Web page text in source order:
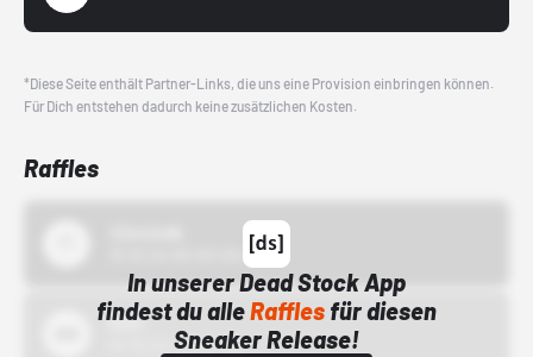
*Diese Seite enthält Partner-Links, die uns eine Provision einbringen können.
Für Dich entstehen dadurch keine zusätzlichen Kosten.
Raffles
In unserer Dead Stock App
findest du alleRafflesfür diesen
Sneaker Release!
Bstn
01.10.22 00:00 Uhr